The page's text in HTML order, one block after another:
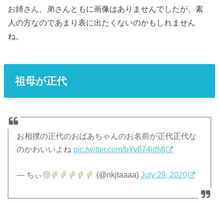
お姉さん、弟さんともに画像はありませんでしたが、素
人の方なのであまり表に出たくないのかもしれません
ね。
祖母が正代
お相撲の正代のおばあちゃんのお名前が正代正代な
のかわいいよね pic.twitter.com/bYv874idMl
— ちぃ (@nkjtaaaa)July 29, 2020